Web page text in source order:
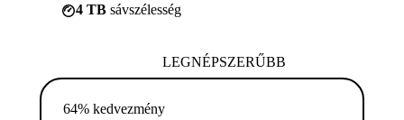
4 TB sávszélesség
LEGNÉPSZERŰBB
64% kedvezmény